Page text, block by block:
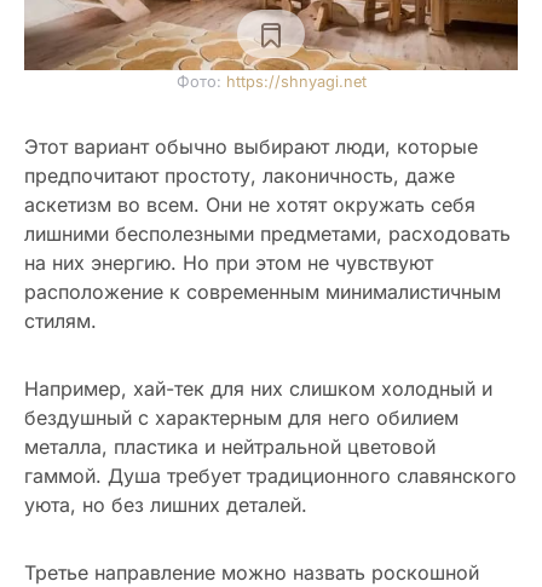
Фото: https://shnyagi.net
Этот вариант обычно выбирают люди, которые
предпочитают простоту, лаконичность, даже
аскетизм во всем. Они не хотят окружать себя
лишними бесполезными предметами, расходовать
на них энергию. Но при этом не чувствуют
расположение к современным минималистичным
стилям.
Например, хай-тек для них слишком холодный и
бездушный с характерным для него обилием
металла, пластика и нейтральной цветовой
гаммой. Душа требует традиционного славянского
уюта, но без лишних деталей.
Третье направление можно назвать роскошной